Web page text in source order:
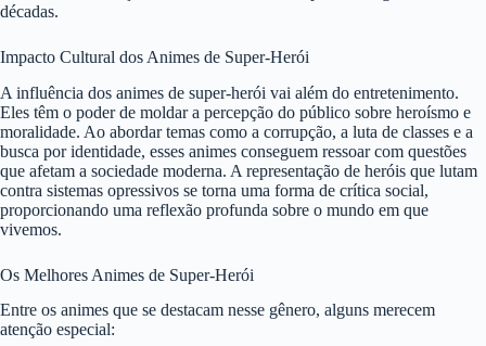
décadas.
Impacto Cultural dos Animes de Super-Herói
A influência dos animes de super-herói vai além do entretenimento.
Eles têm o poder de moldar a percepção do público sobre heroísmo e
moralidade. Ao abordar temas como a corrupção, a luta de classes e a
busca por identidade, esses animes conseguem ressoar com questões
que afetam a sociedade moderna. A representação de heróis que lutam
contra sistemas opressivos se torna uma forma de crítica social,
proporcionando uma reflexão profunda sobre o mundo em que
vivemos.
Os Melhores Animes de Super-Herói
Entre os animes que se destacam nesse gênero, alguns merecem
atenção especial: